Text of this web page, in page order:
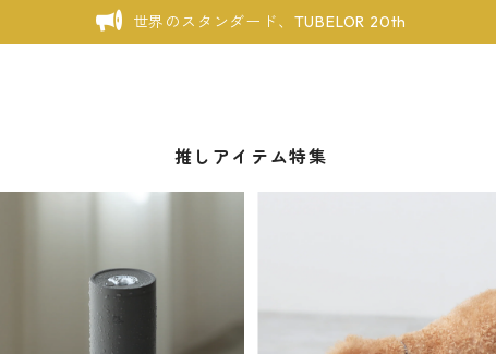
世界のスタンダード、TUBELOR 20th
推しアイテム特集